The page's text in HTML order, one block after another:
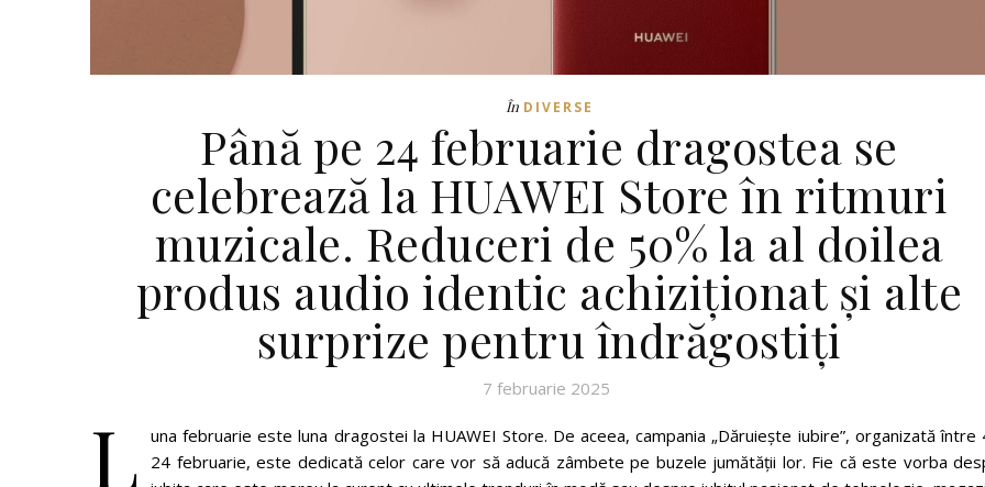
În DIVERSE
Până pe 24 februarie dragostea se
celebrează la HUAWEI Store în ritmuri
muzicale. Reduceri de 50% la al doilea
produs audio identic achiziționat și alte
surprize pentru îndrăgostiți
7 februarie 2025
L una februarie este luna dragostei la HUAWEI Store. De aceea, campania „Dăruiește iubire”, organizată între
24 februarie, este dedicată celor care vor să aducă zâmbete pe buzele jumătății lor. Fie că este vorba